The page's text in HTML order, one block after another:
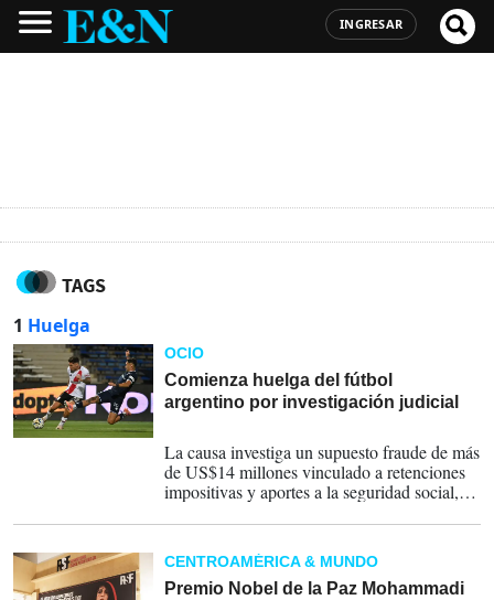
INGRESAR
TAGS
1 Huelga
OCIO
Comienza huelga del fútbol
argentino por investigación judicial
La causa investiga un supuesto fraude de más
de US$14 millones vinculado a retenciones
impositivas y aportes a la seguridad social, a
Agencia de Recaudación y Control
Aduanero (ARCA).
CENTROAMÉRICA & MUNDO
Premio Nobel de la Paz Mohammadi